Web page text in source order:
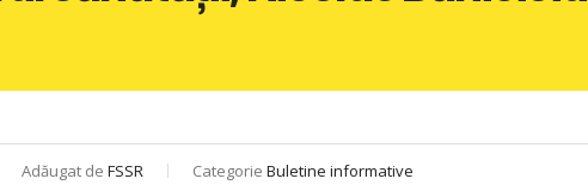
Adăugat de FSSR Categorie Buletine informative